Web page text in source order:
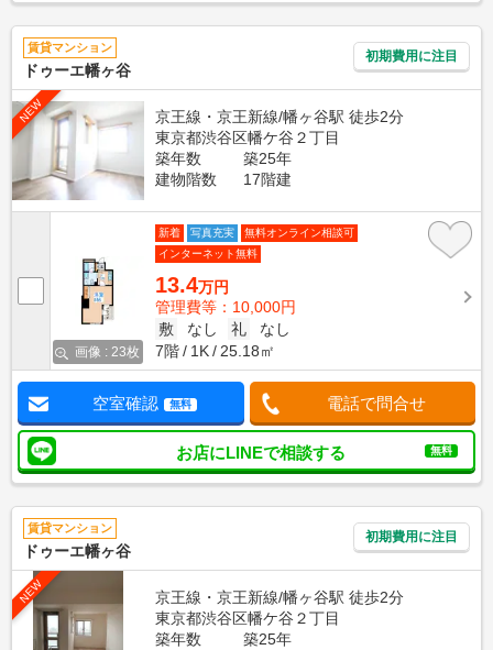
賃貸マンション
ドゥーエ幡ヶ谷
初期費用に注目
NEW
京王線・京王新線/幡ヶ谷駅 徒歩2分
東京都渋谷区幡ケ谷２丁目
築年数
築25年
建物階数
17階建
画像 : 23枚
新着 写真充実
無料オンライン相談可
インターネット無料
13.4万円
管理費等：10,000円
敷
なし 礼
なし
7階
1K 25.18㎡
空室確認 無料 電話で問合せ
お店にLINEで相談する 無料
賃貸マンション
ドゥーエ幡ヶ谷
初期費用に注目
NEW
京王線・京王新線/幡ヶ谷駅 徒歩2分
東京都渋谷区幡ケ谷２丁目
築年数
築25年